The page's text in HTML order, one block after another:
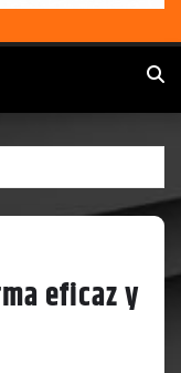
eficaz y